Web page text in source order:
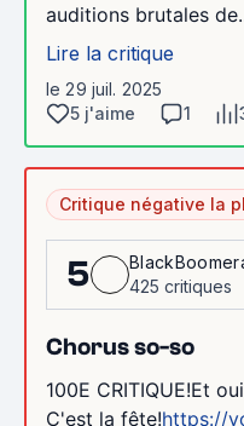
auditions brutales
Lire la critique
le 29 juil. 2025
5 j'aime
1
Critique négative la
5
425 critiques
Chorus so-so
100E CRITIQUE!Et
C'est la fête!https://